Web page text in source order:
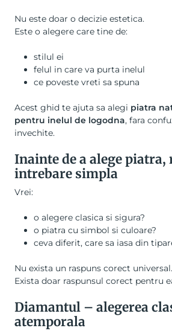
Nu este doar o decizie estetica.
Este o alegere care tine de:
stilul ei
felul in care va purta inelul
ce poveste vreti sa spuna
Acest ghid te ajuta sa alegi piatra
pentru inelul de logodna, fara
invechite.
Inainte de a alege piatra,
intrebare simpla
Vrei:
o alegere clasica si sigura?
o piatra cu simbol si culoare?
ceva diferit, care sa iasa din
Nu exista un raspuns corect universal.
Exista doar raspunsul corect pentru
Diamantul – alegerea
atemporala